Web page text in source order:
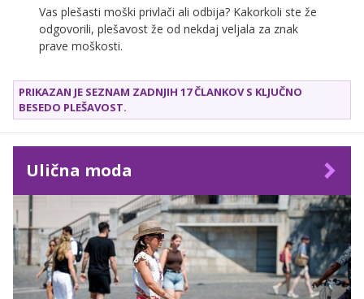
Vas plešasti moški privlači ali odbija? Kakorkoli ste že
odgovorili, plešavost že od nekdaj veljala za znak
prave moškosti.
PRIKAZAN JE SEZNAM ZADNJIH 17 ČLANKOV S KLJUČNO
BESEDO PLEŠAVOST.
Ulična moda